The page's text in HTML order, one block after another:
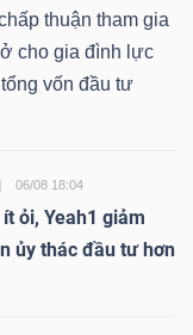
thuận tham gia
cho gia đình lực
vốn đầu tư
06/08 18:04
ỏi, Yeah1 giảm
ủy thác đầu tư hơn